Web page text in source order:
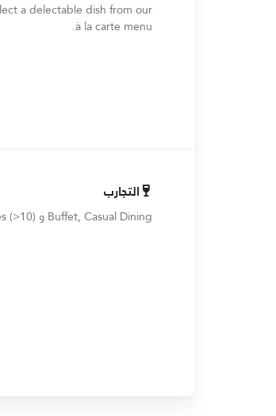
a delectable dish from our
à la carte menu.
التجارب
Buffet, Casual Dining و Large Parties (>10)